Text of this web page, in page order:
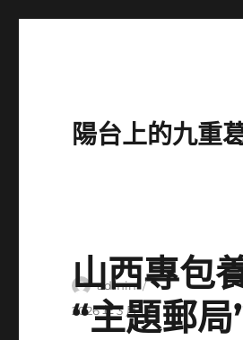
陽台上的九重
山西專包
“主題郵
作
者
admin
發
2026 年 3 月 1 日